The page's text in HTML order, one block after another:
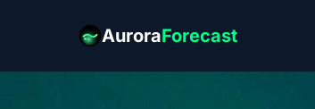
AuroraForecast